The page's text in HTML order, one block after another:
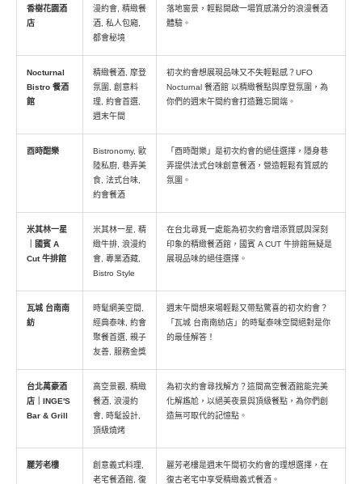
香樹花園酒
店
漫約會, 精緻餐
酒, 私人包廂,
都會秘境
落地窗景，輕鬆開啟一場質感滿分的浪漫餐酒
體驗。
Nocturnal
Bistro 餐酒
館
精緻餐酒, 摩登
氛圍, 創意料
理, 約會首選,
週末午間
初次約會想展現品味又不失輕鬆感？UFO
Nocturnal 餐酒館 以精緻餐點與摩登氛圍，為
你們的週末午間約會打造難忘開端。
酉時酣樂
Bistronomy, 歐
陸私廚, 巷弄美
食, 法式台味,
約會餐酒
「酉時酣樂」是初次約會的絕佳選擇，隱身巷
弄提供法式台味創意餐酒，營造輕鬆有質感的
氛圍。
米其林一星
｜國賓 A
Cut 牛排館
米其林一星, 精
緻牛排, 浪漫約
會, 專業酒藏,
Bistro Style
在台北尋覓一處能為初次約會增添質感與深刻
印象的精緻餐酒館，國賓 A CUT 牛排館無疑是
展現品味的絕佳選擇。
瓦城 台南南
紡
時髦網美空間,
經典泰味, 約會
聚餐首選, 親子
友善, 服務金獎
週末午間想來場輕鬆又帶點驚喜的初次約會？
「瓦城 台南南紡店」的時髦泰味空間絕對是你
的最佳解答！
台北萬豪酒
店｜INGE'S
Bar & Grill
高空景觀, 精緻
餐酒, 浪漫約
會, 時髦設計,
頂級燒烤
為初次約會尋找解方？這間高空餐酒館能完美
化解尷尬，以絕美夜景與頂級餐點，為你們創
造無可取代的記憶點。
麗芳老樓
創意義式料理,
老宅餐酒館, 復
麗芳老樓是週末午間初次約會的理想選擇，在
復古老宅中享受精緻義式餐酒。